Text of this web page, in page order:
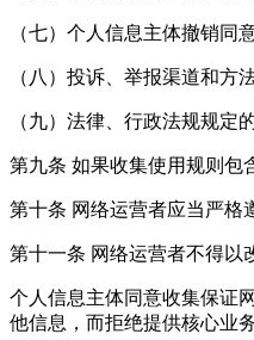
（七）个人信息主体撤销同
（八）投诉、举报渠道和方
（九）法律、行政法规规定
第九条 如果收集使用规则包
第十条 网络运营者应当严格
第十一条 网络运营者不得以
个人信息主体同意收集保证
他信息，而拒绝提供核心业